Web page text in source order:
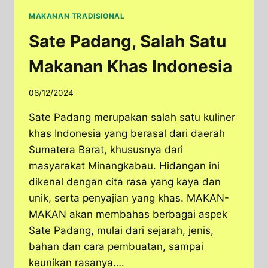
MAKANAN TRADISIONAL
Sate Padang, Salah Satu
Makanan Khas Indonesia
06/12/2024
Sate Padang merupakan salah satu kuliner
khas Indonesia yang berasal dari daerah
Sumatera Barat, khususnya dari
masyarakat Minangkabau. Hidangan ini
dikenal dengan cita rasa yang kaya dan
unik, serta penyajian yang khas. MAKAN-
MAKAN akan membahas berbagai aspek
Sate Padang, mulai dari sejarah, jenis,
bahan dan cara pembuatan, sampai
keunikan rasanya….